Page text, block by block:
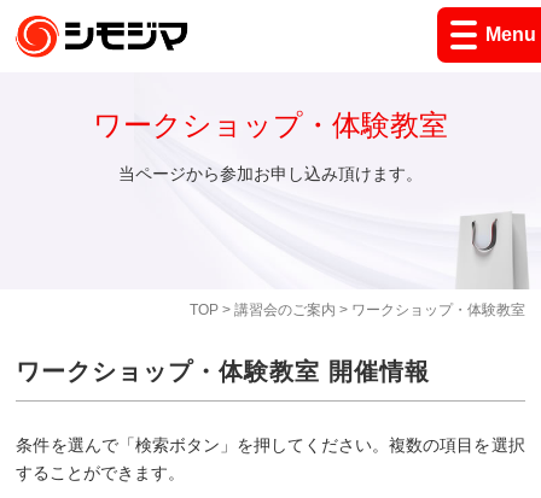
Menu
TOP> 講習会のご案内 > ワークショップ・体験教室
ワークショップ・体験教室
当ページから参加お申し込み頂けます。
ワークショップ・体験教室 開催情報
条件を選んで「検索ボタン」を押してください。複数の項目を選択
することができます。